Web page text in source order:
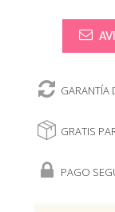
GARANTÍA
GRATIS
PAGO